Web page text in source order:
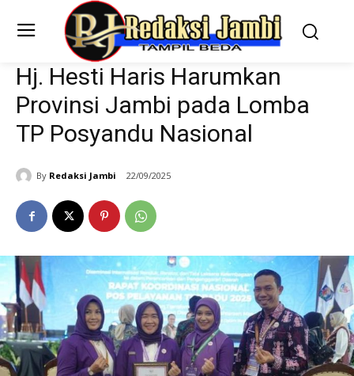
Hj. Hesti Haris Harumkan
Provinsi Jambi pada Lomba
TP Posyandu Nasional
By Redaksi Jambi 22/09/2025